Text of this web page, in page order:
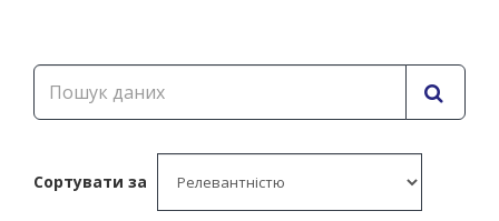
Сортувати за